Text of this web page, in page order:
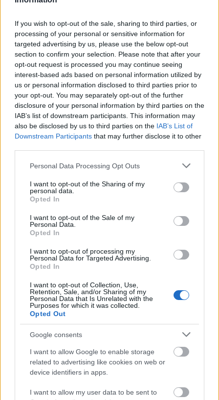
If you wish to opt-out of the sale, sharing to third parties, or
processing of your personal or sensitive information for
targeted advertising by us, please use the below opt-out
section to confirm your selection. Please note that after your
opt-out request is processed you may continue seeing
interest-based ads based on personal information utilized by
us or personal information disclosed to third parties prior to
your opt-out. You may separately opt-out of the further
disclosure of your personal information by third parties on the
IAB’s list of downstream participants. This information may
also be disclosed by us to third parties on the IAB’s List of
Downstream Participants that may further disclose it to other
Please note that this website/app uses one or more Google
not limited to your visit or usage behaviour. You may click to
grant or deny consent to Google and its third-party tags to
use your data for below specified purposes in below Google
consent section.
Personal Data Processing Opt Outs
I want to opt-out of the Sharing of my
personal data.
Opted In
I want to opt-out of the Sale of my
Personal Data.
Opted In
I want to opt-out of processing my
Personal Data for Targeted Advertising.
Opted In
I want to opt-out of Collection, Use,
Retention, Sale, and/or Sharing of my
Personal Data that Is Unrelated with the
Purposes for which it was collected.
Opted Out
Google consents
I want to allow Google to enable storage
related to advertising like cookies on web or
device identifiers in apps.
I want to allow my user data to be sent to
kergette öngyilkosságba" – mondta a
múzeum főkurátora, Isabelle Cahn.
Artaud meg volt arról győződve arról, a festő
halálának közvetlen oka Dr. Paul Gachet, van
Gogh kezelőorvosa volt, aki ahelyett, hogy
segített volna neki, a teljes kétségbeesésbe
taszította.
„Azt gondolom, hogy mindenki tele van
mindenféle érzésekkel, szorongásokkal, a
művészek pedig különösen, mert nagyon
érzékenyek. Az általuk létrehozott művek
az érzéseket. Az emberiség nagy kérdései
mindig is megmaradnak, ahogy vágyaink is,
meg a lehető legszebb formában" –
magyarázta Isabelle Cahn.
AVan Gogh, a társadalom öngyilkosa
tárlat július 6-ig várja az érdeklődőket a
Forrás:Euronews
Párizs Kiállítás Van Gogh Öngyilkosság Képző